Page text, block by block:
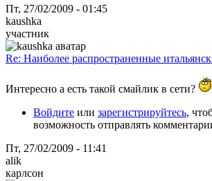
Пт, 27/02/2009 - 01:45
kaushka
участник
Re: Наиболее распространенные
Интересно а есть такой смайлик в сети?
Войдите или зарегистрируйтесь,
возможность отправлять
Пт, 27/02/2009 - 11:41
alik
карлсон